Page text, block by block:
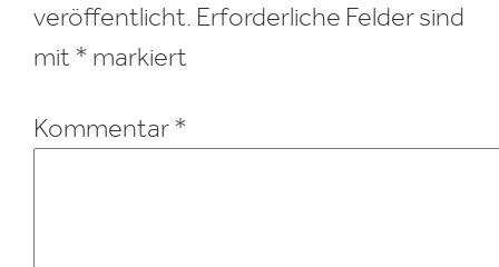
veröffentlicht. Erforderliche Felder sind
mit * markiert
Kommentar *